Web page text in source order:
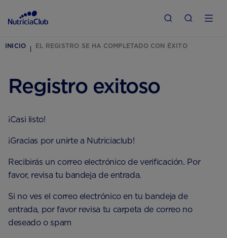
INICIO EL REGISTRO SE HA COMPLETADO CON ÉXITO
Registro exitoso
¡Casi listo!
¡Gracias por unirte a Nutriciaclub!
Recibirás un correo electrónico de verificación. Por
favor, revisa tu bandeja de entrada.
Si no ves el correo electrónico en tu bandeja de
entrada, por favor revisa tu carpeta de correo no
deseado o spam